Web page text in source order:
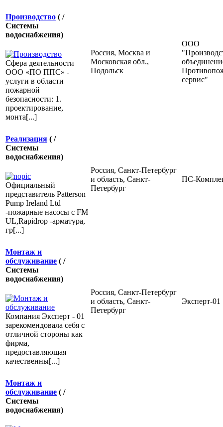
Производство ( /
Системы
водоснабжения)
Сфера деятельности
ООО «ПО ППС» -
услуги в области
пожарной
безопасности: 1.
проектирование,
монта[...]
Россия, Москва и
Московская обл.,
Подольск
ООО
сервис"
Реализация ( /
Системы
водоснабжения)
Официальный
представитель Patterson
Pump Ireland Ltd
-пожарные насосы с FM
UL,Rapidrop -арматура,
гр[...]
Россия, Санкт-Петербург
и область, Санкт-
Петербург
ПС-
Монтаж и
обслуживание ( /
Системы
водоснабжения)
Компания Эксперт - 01
зарекомендовала себя с
отличной стороны как
фирма,
предоставляющая
качественны[...]
Россия, Санкт-Петербург
и область, Санкт-
Петербург
Эксперт-01
Монтаж и
обслуживание ( /
Системы
водоснабжения)